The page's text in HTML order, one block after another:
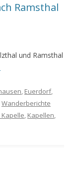
Ramsthal
und Ramsthal
, Euerdorf,
Wanderberichte
Kapelle, Kapellen,